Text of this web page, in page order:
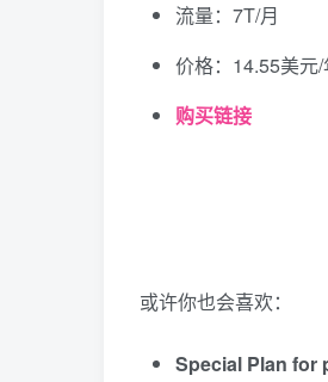
流量：7T/月
价格：14.55美元
购买链接
或许你也会喜欢：
Special Plan for